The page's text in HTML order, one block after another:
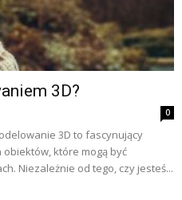
3D?
0
3D to fascynujący
które mogą być
Niezależnie od tego, czy jesteś...